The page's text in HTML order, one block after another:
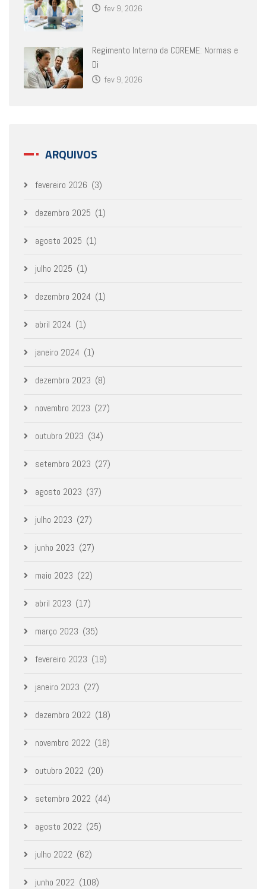
fev 9, 2026
Regimento Interno da COREME: Normas e
Di
fev 9, 2026
ARQUIVOS
fevereiro 2026 (3)
dezembro 2025 (1)
agosto 2025 (1)
julho 2025 (1)
dezembro 2024 (1)
abril 2024 (1)
janeiro 2024 (1)
dezembro 2023 (8)
novembro 2023 (27)
outubro 2023 (34)
setembro 2023 (27)
agosto 2023 (37)
julho 2023 (27)
junho 2023 (27)
maio 2023 (22)
abril 2023 (17)
março 2023 (35)
fevereiro 2023 (19)
janeiro 2023 (27)
dezembro 2022 (18)
novembro 2022 (18)
outubro 2022 (20)
setembro 2022 (44)
agosto 2022 (25)
julho 2022 (62)
junho 2022 (108)